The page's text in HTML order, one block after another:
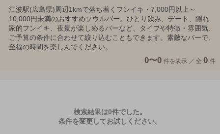
江波駅(広島県)周辺1kmで落ち着くフンイキ・7,000円以上～
10,000円未満のおすすめソウルバー。ひとり飲み、デート、隠れ
家的フンイキ、夜景が楽しめるバーなど、タイプや特徴・雰囲気、
ご予算の条件に合わせて絞り込むこともできます。素敵なバーで、
至福の時間を楽しんでください。
0〜0 件を表示 ／ 全 0 件
検索結果は0件でした。
条件を変更してお試しください。